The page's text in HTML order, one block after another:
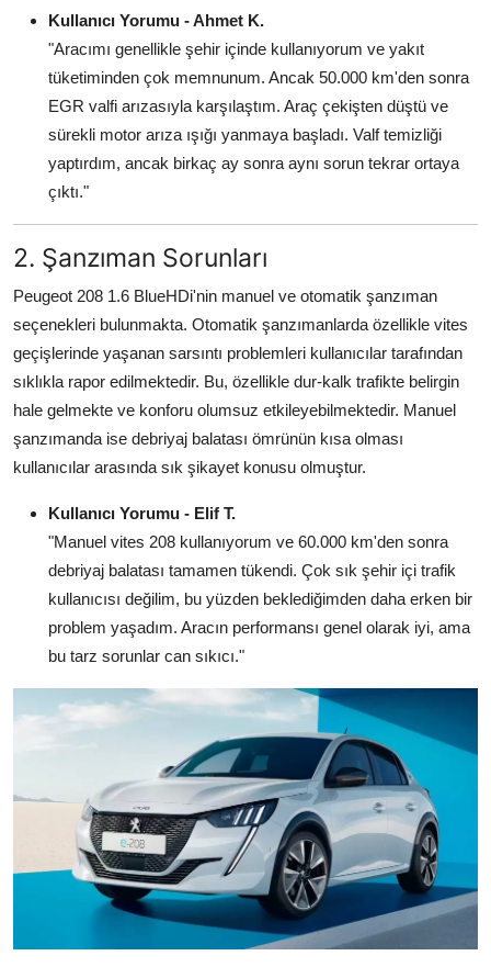
Dizel Sistemler
Multimedya & Elektronik
Kullanıcı Yorumu - Ahmet K.
"Aracımı genellikle şehir içinde kullanıyorum ve yakıt
tüketiminden çok memnunum. Ancak 50.000 km'den sonra
EGR valfi arızasıyla karşılaştım. Araç çekişten düştü ve
sürekli motor arıza ışığı yanmaya başladı. Valf temizliği
yaptırdım, ancak birkaç ay sonra aynı sorun tekrar ortaya
çıktı."
2. Şanzıman Sorunları
Peugeot 208 1.6 BlueHDi'nin manuel ve otomatik şanzıman
seçenekleri bulunmakta. Otomatik şanzımanlarda özellikle vites
geçişlerinde yaşanan sarsıntı problemleri kullanıcılar tarafından
sıklıkla rapor edilmektedir. Bu, özellikle dur-kalk trafikte belirgin
hale gelmekte ve konforu olumsuz etkileyebilmektedir. Manuel
şanzımanda ise debriyaj balatası ömrünün kısa olması
kullanıcılar arasında sık şikayet konusu olmuştur.
Kullanıcı Yorumu - Elif T.
"Manuel vites 208 kullanıyorum ve 60.000 km'den sonra
debriyaj balatası tamamen tükendi. Çok sık şehir içi trafik
kullanıcısı değilim, bu yüzden beklediğimden daha erken bir
problem yaşadım. Aracın performansı genel olarak iyi, ama
bu tarz sorunlar can sıkıcı."